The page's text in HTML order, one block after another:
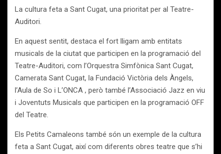
La cultura feta a Sant Cugat, una prioritat per al Teatre-
Auditori.
En aquest sentit, destaca el fort lligam amb entitats
musicals de la ciutat que participen en la programació del
Teatre-Auditori, com l’Orquestra Simfònica Sant Cugat,
Camerata Sant Cugat, la Fundació Victòria dels Àngels,
l’Aula de So i L’ONCA , però també l’Associació Jazz en viu
i Joventuts Musicals que participen en la programació OFF
del Teatre.
Els Petits Camaleons també són un exemple de la cultura
feta a Sant Cugat, així com diferents obres teatre que s’hi